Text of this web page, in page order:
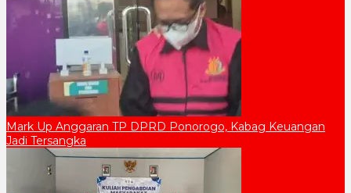
Mark Up Anggaran TP DPRD Ponorogo, Kabag Keuangan
Jadi Tersangka